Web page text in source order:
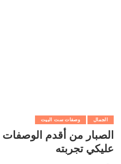
الجمال وصفات ست البيت
الصبار من أقدم
عليكي تجربته